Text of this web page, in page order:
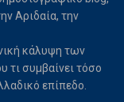
Αριδαία, την
κάλυψη των
τι συμβαίνει τόσο
επίπεδο.